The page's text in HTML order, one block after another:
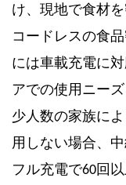
け、現地で食材
コードレスの食
には車載充電に
アでの使用ニー
少人数の家族に
用しない場合、
フル充電で60回